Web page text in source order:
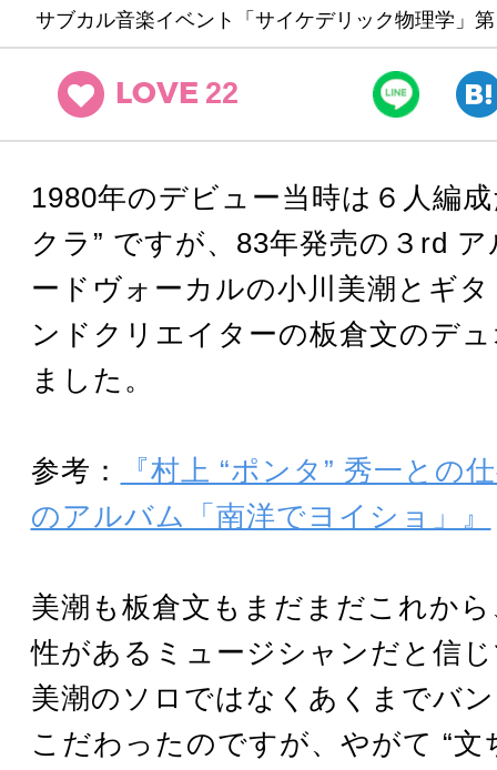
サブカル音楽イベント「サイケデリック物理学」
LOVE 22
1980年のデビュー当時は６人編
クラ” ですが、83年発売の３rd
ードヴォーカルの小川美潮とギ
ンドクリエイターの板倉文のデ
ました。
参考：
『村上 “ポンタ” 秀一との
のアルバム「南洋でヨイショ」』
美潮も板倉文もまだまだこれか
性があるミュージシャンだと信
美潮のソロではなくあくまでバ
こだわったのですが、やがて “文